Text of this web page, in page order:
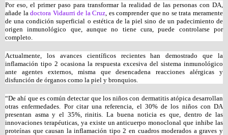
Por eso, el primer paso para transformar la realidad de las personas con DA,
añade la doctora Vidaurri de la Cruz , es comprender que no se trata meramente
de una condición superficial o estética de la piel sino de un padecimiento de
origen inmunológico que, aunque no tiene cura, puede controlarse por
completo.
Actualmente, los avances científicos recientes han demostrado que la
inflamación tipo 2 ocasiona la respuesta excesiva del sistema inmunológico
ante agentes externos, misma que desencadena reacciones alérgicas y
disfunción de órganos como la piel y bronquios.
“De ahí que es común detectar que los niños con dermatitis atópica desarrollan
otras enfermedades. Por citar una referencia, el 30% de los niños con DA
presentan asma y el 35%, rinitis . La buena noticia es que, dentro de las
innovaciones terapéuticas, ya existe un anticuerpo monoclonal que inhibe las
proteínas que causan la inflamación tipo 2 en cuadros moderados a graves y